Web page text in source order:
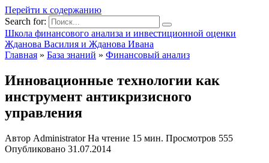
Перейти к содержанию
Search for:
Школа финансового анализа и инвестиционной оценки
Жданова Василия и Жданова Ивана
Главная » База знаний » Финансовый анализ
Инновационные технологии как
инструмент антикризисного
управления
Автор Administrator На чтение 15 мин. Просмотров 555
Опубликовано 31.07.2014